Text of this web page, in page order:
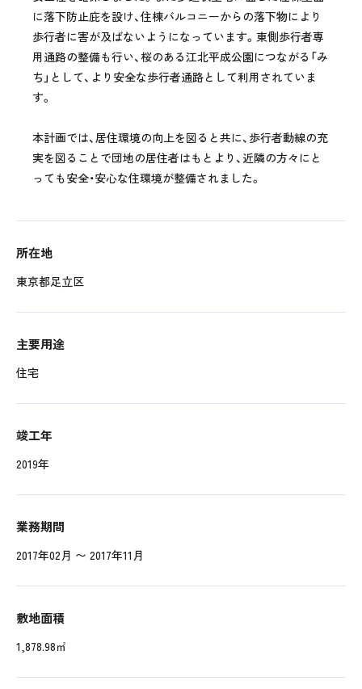
に落下防止庇を設け、住棟バルコニーからの落下物により
歩行者に害が及ばないようになっています。東側歩行者専
用通路の整備も行い、桜のある江北平成公園につながる「み
ち」として、より安全な歩行者通路として利用されていま
す。
本計画では、居住環境の向上を図ると共に、歩行者動線の充
実を図ることで団地の居住者はもとより、近隣の方々にと
っても安全・安心な住環境が整備されました。
所在地
東京都足立区
主要用途
住宅
竣工年
2019年
業務期間
2017年02月 〜 2017年11月
敷地面積
1,878.98㎡